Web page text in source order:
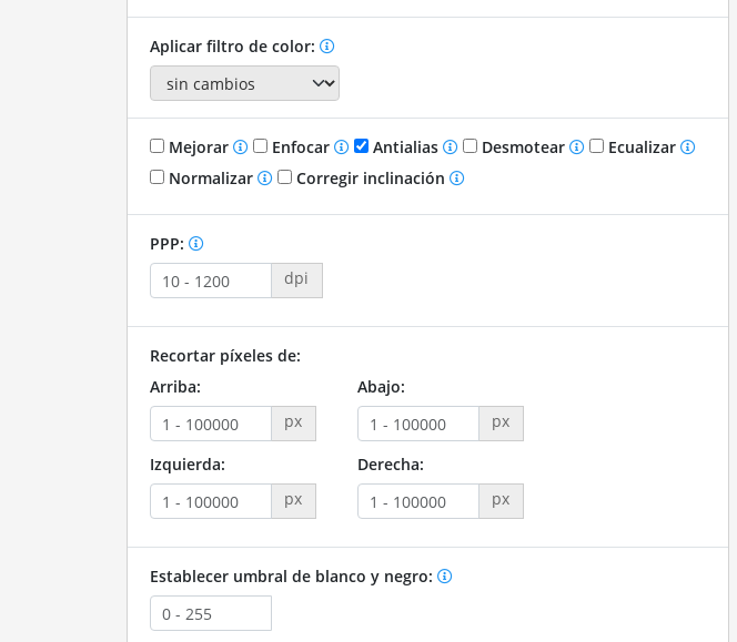
Aplicar filtro de color:
Mejorar Enfocar Antialias Desmotear
Ecualizar
Normalizar
Corregir inclinación
PPP:
dpi
Recortar píxeles de:
Arriba:
px
Abajo:
px
Izquierda:
px
Derecha:
px
Establecer umbral de blanco y negro: